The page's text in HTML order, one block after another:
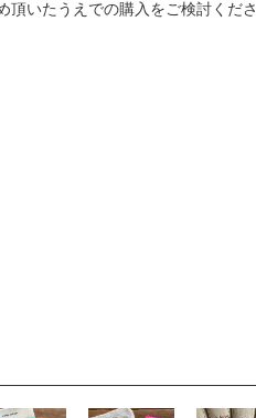
頂いたうえでの購入をご検討くださ